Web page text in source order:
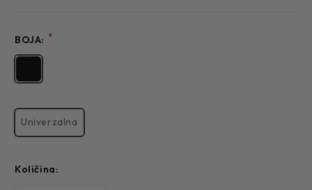
BOJA: *
Univerzalna
Količina: